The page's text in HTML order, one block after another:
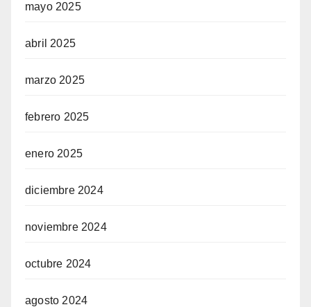
mayo 2025
abril 2025
marzo 2025
febrero 2025
enero 2025
diciembre 2024
noviembre 2024
octubre 2024
agosto 2024